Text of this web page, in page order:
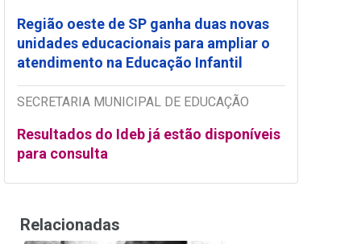
Região oeste de SP ganha duas novas
unidades educacionais para ampliar o
atendimento na Educação Infantil
SECRETARIA MUNICIPAL DE EDUCAÇÃO
Resultados do Ideb já estão disponíveis
para consulta
Relacionadas